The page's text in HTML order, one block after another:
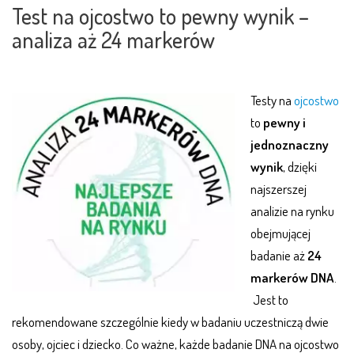
Test na ojcostwo to pewny wynik –
analiza aż 24 markerów
Testy naojcostwo
to pewny i
jednoznaczny
wynik, dzięki
najszerszej
analizie na rynku
obejmującej
badanie aż24
markerów DNA
Jest to
rekomendowane szczególnie kiedy w badaniu uczestniczą dwie
osoby, ojciec i dziecko. Co ważne, każde badanie DNA na ojcostwo